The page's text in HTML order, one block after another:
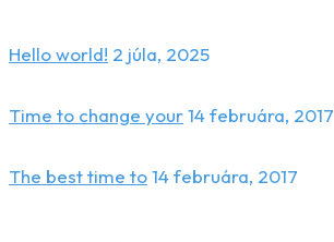
Hello world! 2 júla, 2025
Time to change your14 februára, 2017
The best time to14 februára, 2017